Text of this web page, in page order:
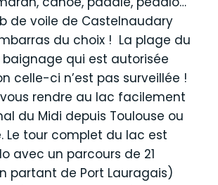
de voile de Castelnaudary
du choix ! La plage du
qui est autorisée
celle-ci n’est pas surveillée !
rendre au lac facilement
du Midi depuis Toulouse ou
Le tour complet du lac est
avec un parcours de 21
partant de Port Lauragais)